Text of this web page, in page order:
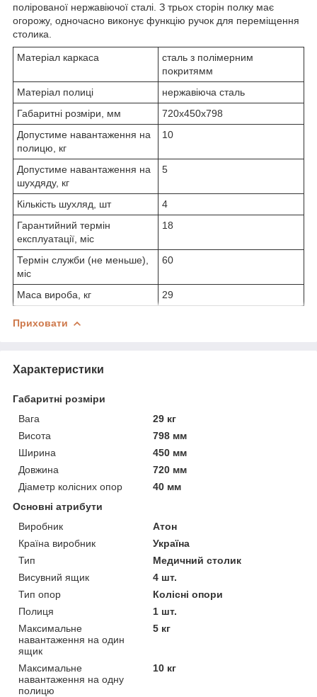
полірованої нержавіючої сталі. З трьох сторін полку має
огорожу, одночасно виконує функцію ручок для переміщення
столика.
Матеріал каркаса
сталь з полімерним
покритямм
Матеріал полиці
нержавіюча сталь
Габаритні розміри, мм
720х450х798
Допустиме навантаження на
полицю, кг
10
Допустиме навантаження на
шухдяду, кг
5
Кількість шухляд, шт
4
Гарантийний термін
експлуатації, міс
18
Термін служби (не меньше),
міс
60
Маса вироба, кг 29
Приховати
Характеристики
Габаритні розміри
Вага
29 кг
Висота
798 мм
Ширина
450 мм
Довжина
720 мм
Діаметр колісних опор
40 мм
Основні атрибути
Виробник
Атон
Країна виробник
Україна
Тип
Медичний столик
Висувний ящик
4 шт.
Тип опор
Колісні опори
Полиця
1 шт.
Максимальне
навантаження на один
ящик
5 кг
Максимальне
навантаження на одну
полицю
10 кг